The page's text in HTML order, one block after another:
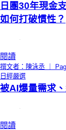
日團30年現金
如何打破慣性？
閱讀
撰文者：陳泳丞 ｜
日經嚴選
被AI爆量需求
閱讀